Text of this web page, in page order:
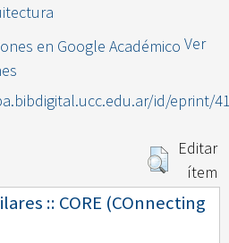
Ver
id/eprint/
Editar
ítem
:: CORE (COnnecting